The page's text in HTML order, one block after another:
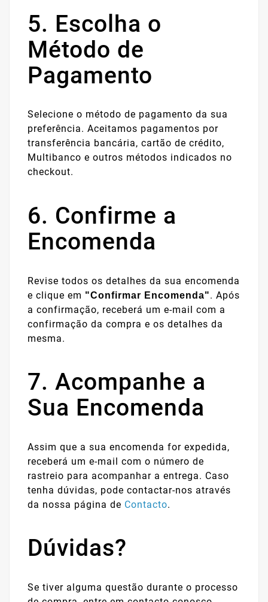
5. Escolha o
Método de
Pagamento
Selecione o método de pagamento da sua
preferência. Aceitamos pagamentos por
transferência bancária, cartão de crédito,
Multibanco e outros métodos indicados no
checkout.
6. Confirme a
Encomenda
Revise todos os detalhes da sua encomenda
e clique em "Confirmar Encomenda". Após
a confirmação, receberá um e-mail com a
confirmação da compra e os detalhes da
mesma.
7. Acompanhe a
Sua Encomenda
Assim que a sua encomenda for expedida,
receberá um e-mail com o número de
rastreio para acompanhar a entrega. Caso
tenha dúvidas, pode contactar-nos através
da nossa página de Contacto.
Dúvidas?
Se tiver alguma questão durante o processo